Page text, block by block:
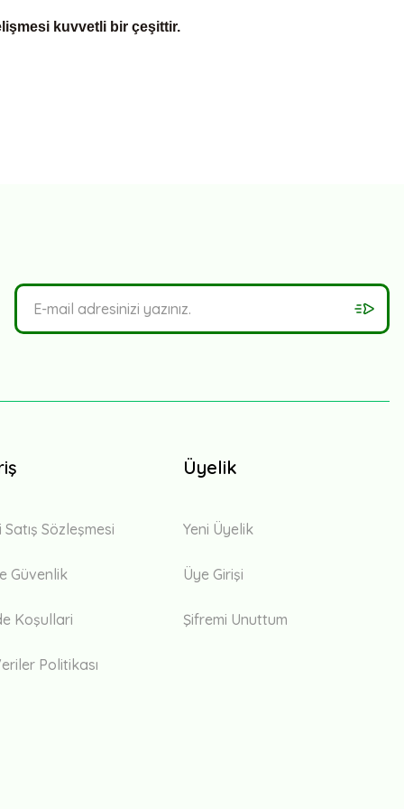
kuvvetli bir çeşittir.
Sözleşmesi
Güvenlik
Koşullari
Politikası
Üyelik
Yeni Üyelik
Üye Girişi
Şifremi Unuttum